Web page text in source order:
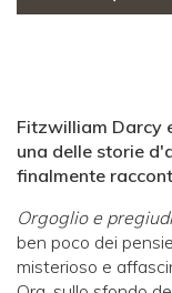
Fitzwilliam Darcy
una delle storie
finalmente
Orgoglio e
ben poco dei
misterioso e